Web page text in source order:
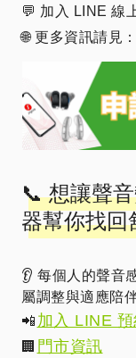
💬 加入 LINE 線
🌐 更多資訊請見：
📞 想讓聲
器幫你找回
👂 每個人的聲音
屬調整與適應陪伴
📲 加入 LINE
🏢 門市資訊